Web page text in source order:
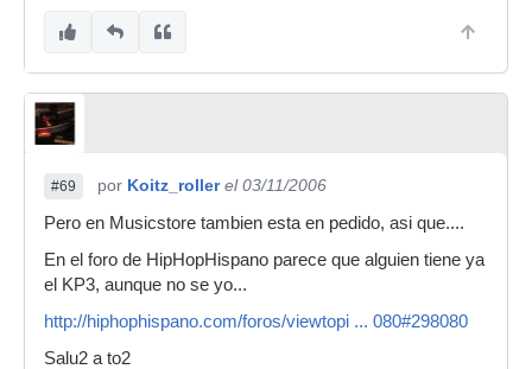
#69 por Koitz_roller el 03/11/2006
Pero en Musicstore tambien esta en pedido, asi que....
En el foro de HipHopHispano parece que alguien tiene ya
el KP3, aunque no se yo...
http://hiphophispano.com/foros/viewtopi ... 080#298080
Salu2 a to2